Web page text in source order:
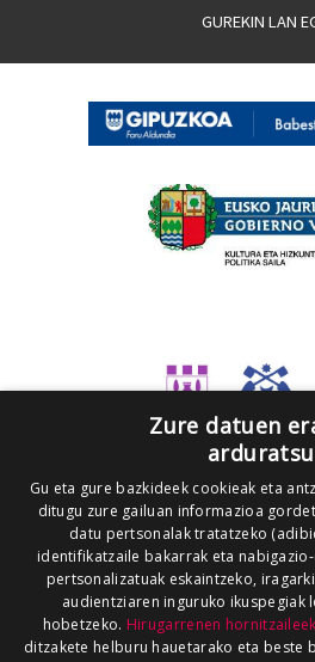
GUREKIN LAN
Zure datuen
Gu eta gure bazkideek cookieak eta
ditugu zure gailuan informazioa
datu pertsonalak tratatzeko
identifikatzaile bakarrak eta
pertsonalizatuak eskaintzeko,
audientziaren inguruko ikuspegiak
hobetzeko. Hirugarrenen
ditzakete helburu hauetarako eta beste